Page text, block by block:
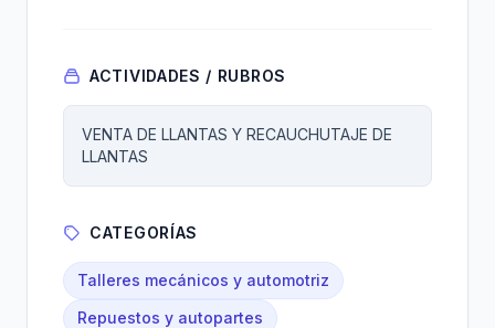
ACTIVIDADES / RUBROS
VENTA DE LLANTAS Y RECAUCHUTAJE DE
LLANTAS
CATEGORÍAS
Talleres mecánicos y automotriz
Repuestos y autopartes